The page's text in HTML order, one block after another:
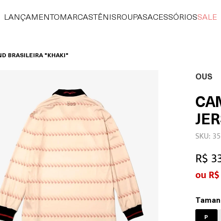
LANÇAMENTO MARCAS TÊNIS ROUPASACESSÓRIOSSALE
BRASILEIRA "KHAKI"
OUS
SKU:
R$
P